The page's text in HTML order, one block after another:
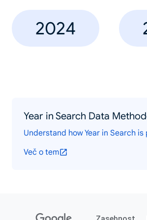
2024
Year in Search Data
Understand how Year in Search
Več o tem